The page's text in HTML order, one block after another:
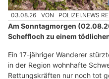
03.08.26 VON POLIZEI.NEWS
Am Sonntagmorgen
Scheffloch zu einem
Ein 17-jähriger Wanderer
in der Region wohnhafte
Rettungskräften nur noch tot